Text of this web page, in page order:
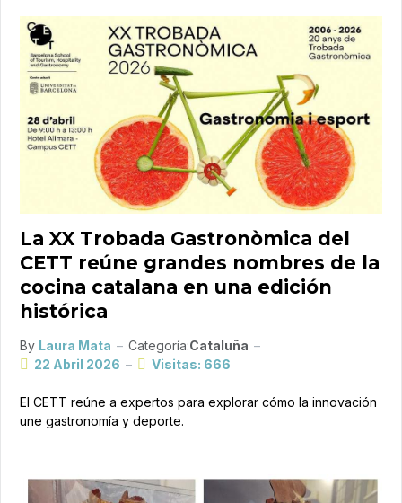
La XX Trobada Gastronòmica del
CETT reúne grandes nombres de la
cocina catalana en una edición
histórica
By Laura Mata Categoría:Cataluña
22 Abril 2026
Visitas: 666
El CETT reúne a expertos para explorar cómo la innovación
une gastronomía y deporte.